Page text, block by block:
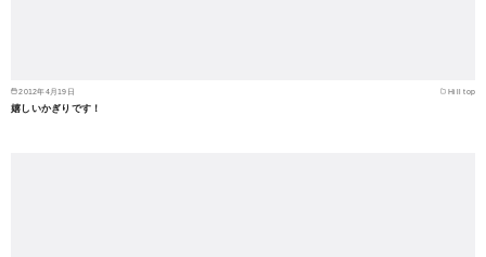
2012年4月19日 Hill top
嬉しいかぎりです！